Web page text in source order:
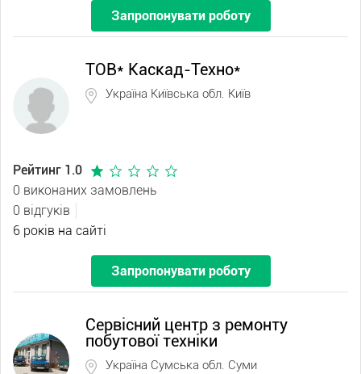
Запропонувати роботу
ТОВ* Каскад-Техно*
Україна Київська обл. Київ
Рейтинг 1.0
0 виконаних замовлень
0 відгуків
6 років на сайті
Запропонувати роботу
Сервісний центр з ремонту
побутової техніки
Україна Сумська обл. Суми